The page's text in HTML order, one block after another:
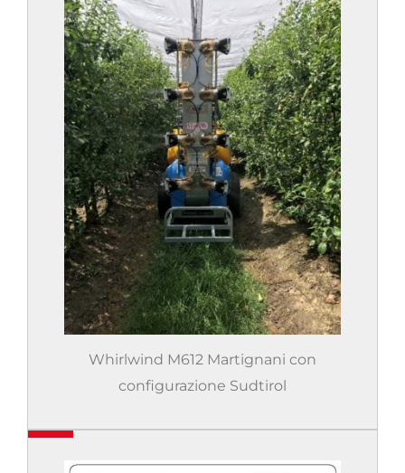
Whirlwind M612 Martignani con
configurazione Sudtirol